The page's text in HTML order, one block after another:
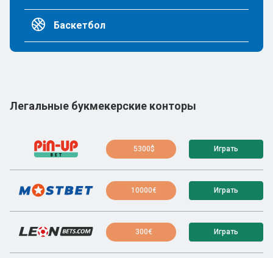
Баскетбол
Легальные букмекерские конторы
5300$ Играть
10000€ Играть
300€ Играть